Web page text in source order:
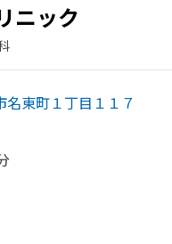
ニック
名東町１丁目１１７